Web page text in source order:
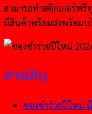
สามารถทำสติกเกอร์ฟ
มีสินค้าพร้อมส่งพร้อมบ
สารบัญ
ของชำร่วยปีใหม่